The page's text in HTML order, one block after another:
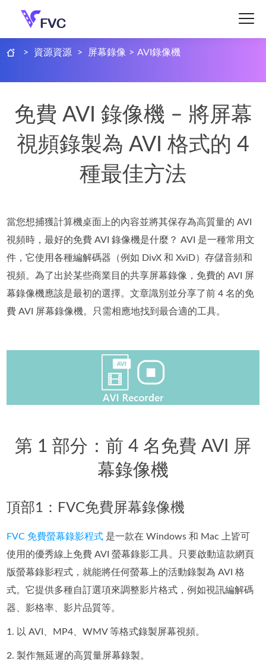
> 資源資源 > 屏幕錄像 > AVI錄像機
免費 AVI 錄像機 – 將屏幕
視頻錄製為 AVI 格式的 4
種最佳方法
當您想捕獲計算機桌面上的內容並將其保存為高質量的 AVI
視頻時，最好的免費 AVI 錄像機是什麼？ AVI 是一種常用文
件，它使用各種編解碼器（例如 DivX 和 XviD）存儲音頻和
視頻。為了出於某些商業目的共享屏幕錄像，免費的 AVI 屏
幕錄像機應該是最初的選擇。文章識別並分享了前 4 名的免
費 AVI 屏幕錄像機。只需相應地找到最合適的工具。
第 1 部分：前 4 名免費 AVI 屏
幕錄像機
頂部1：FVC免費屏幕錄像機
FVC 免費螢幕錄影程式 是一款在 Windows 和 Mac 上皆可
使用的優秀線上免費 AVI 螢幕錄影工具。只要啟動這款網頁
版螢幕錄影程式，就能將任何螢幕上的活動錄製為 AVI 格
式。它提供多種自訂選項來調整影片格式，例如視訊編解碼
器、影格率、影片品質等。
1. 以 AVI、MP4、WMV 等格式錄製屏幕視頻。
2. 製作無延遲的高質量屏幕錄製。